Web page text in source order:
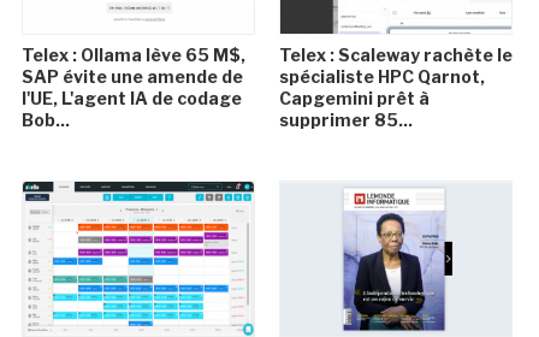
Telex : Ollama lève 65 M$,
SAP évite une amende de
l'UE, L'agent IA de codage
Bob...
Telex : Scaleway rachète le
spécialiste HPC Qarnot,
Capgemini prêt à
supprimer 85...